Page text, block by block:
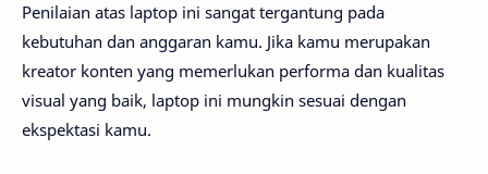
Penilaian atas laptop ini sangat tergantung pada
kebutuhan dan anggaran kamu. Jika kamu merupakan
kreator konten yang memerlukan performa dan kualitas
visual yang baik, laptop ini mungkin sesuai dengan
ekspektasi kamu.